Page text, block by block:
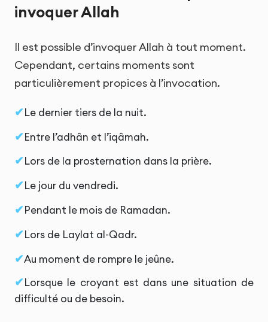
invoquer Allah
Il est possible d’invoquer Allah à tout moment.
Cependant, certains moments sont
particulièrement propices à l’invocation.
Le dernier tiers de la nuit.
Entre l’adhân et l’iqâmah.
Lors de la prosternation dans la prière.
Le jour du vendredi.
Pendant le mois de Ramadan.
Lors de Laylat al-Qadr.
Au moment de rompre le jeûne.
Lorsque le croyant est dans une situation de
difficulté ou de besoin.